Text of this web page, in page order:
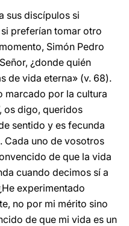
sus discípulos si
preferían tomar otro
Simón Pedro
¿donde quién
de vida eterna» (v. 68).
marcado por la cultura
os digo, queridos
sentido y es fecunda
Cada uno de vosotros
de que la vida
cuando decimos sí a
experimentado
no por mi mérito sino
de que mi vida es un